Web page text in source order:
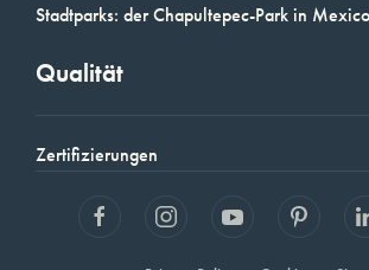
Stadtparks: der Chapultepec-Park in
Qualität
Zertifizierungen